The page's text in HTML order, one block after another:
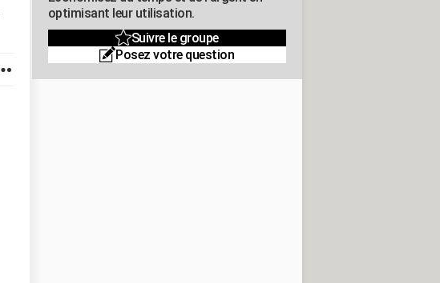
optimisant leur utilisation.
Suivre le groupe
Posez votre question